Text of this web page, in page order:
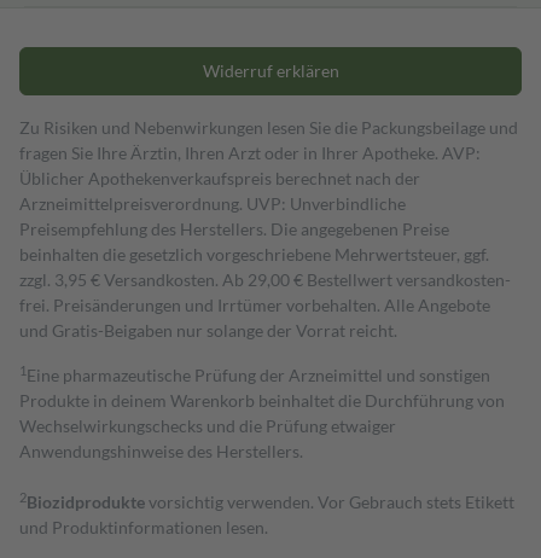
Widerruf erklären
Zu Risiken und Nebenwirkungen lesen Sie die Packungsbeilage und
fragen Sie Ihre Ärztin, Ihren Arzt oder in Ihrer Apotheke. AVP:
Üblicher Apothekenverkaufspreis berechnet nach der
Arzneimittelpreisverordnung. UVP: Unverbindliche
Preisempfehlung des Herstellers. Die angegebenen Preise
beinhalten die gesetzlich vorgeschriebene Mehrwertsteuer, ggf.
zzgl. 3,95 € Versandkosten. Ab 29,00 € Bestell­wert versand­kosten­
frei. Preisänderungen und Irrtümer vorbehalten. Alle Angebote
und Gratis-Beigaben nur solange der Vorrat reicht.
1 Eine pharmazeutische Prüfung der Arzneimittel und sonstigen
Produkte in deinem Warenkorb beinhaltet die Durchführung von
Wechselwirkungschecks und die Prüfung etwaiger
Anwendungshinweise des Herstellers.
2Biozidproduktevorsichtig verwenden. Vor Gebrauch stets Etikett
und Produktinformationen lesen.